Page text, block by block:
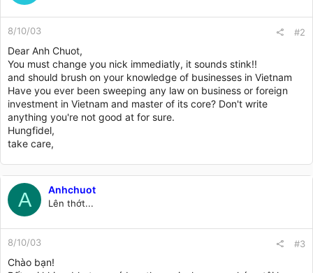
8/10/03 #2
Dear Anh Chuot,
You must change you nick immediatly, it sounds stink!!
and should brush on your knowledge of businesses in Vietnam
Have you ever been sweeping any law on business or foreign
investment in Vietnam and master of its core? Don't write
anything you're not good at for sure.
Hungfidel,
take care,
A Anhchuot
Lên thớt...
8/10/03 #3
Chào bạn!